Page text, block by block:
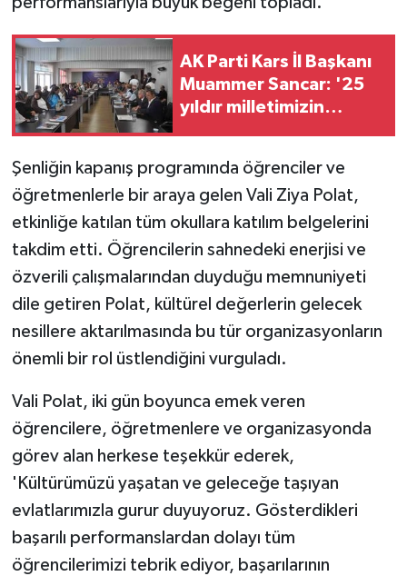
AK Parti Kars İl Başkanı
Muammer Sancar: '25
yıldır milletimizin
Şenliğin kapanış programında öğrenciler ve
öğretmenlerle bir araya gelen Vali Ziya Polat,
etkinliğe katılan tüm okullara katılım belgelerini
takdim etti. Öğrencilerin sahnedeki enerjisi ve
özverili çalışmalarından duyduğu memnuniyeti
dile getiren Polat, kültürel değerlerin gelecek
nesillere aktarılmasında bu tür organizasyonların
önemli bir rol üstlendiğini vurguladı.
Vali Polat, iki gün boyunca emek veren
öğrencilere, öğretmenlere ve organizasyonda
görev alan herkese teşekkür ederek,
'Kültürümüzü yaşatan ve geleceğe taşıyan
evlatlarımızla gurur duyuyoruz. Gösterdikleri
başarılı performanslardan dolayı tüm
öğrencilerimizi tebrik ediyor, başarılarının
KÜLTÜR SANAT
MAGAZİN
Otomobil
Sağlık
SİYASET
SPOR HABERLERİ
TEKNOLOJİ
ÜLKE GÜNDEMİ
YAŞAM
YEREL
Yerel Haberler